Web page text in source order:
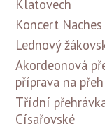
Klatovech
Koncert Naches
Lednový
Akordeonová
příprava na
Třídní
Císařovské